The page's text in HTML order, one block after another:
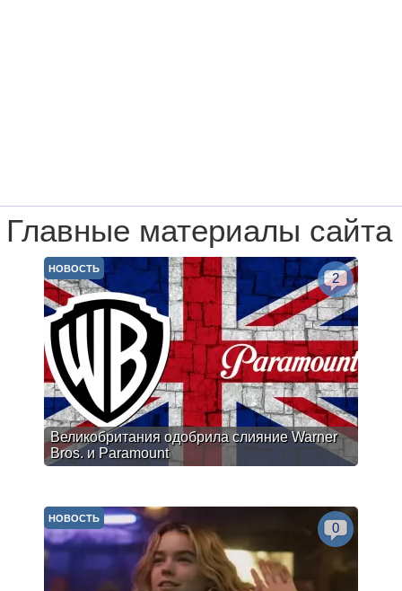
Главные материалы сайта
Великобритания одобрила слияние Warner
Bros. и Paramount
НОВОСТЬ
2
НОВОСТЬ
0